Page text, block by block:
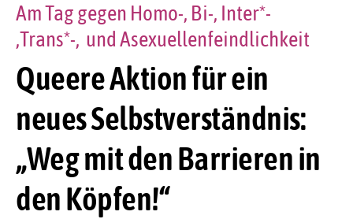
Queere Aktion für ein
neues Selbstverständnis:
„Weg mit den Barrieren in
den Köpfen!“
Am Tag gegen Homo-, Bi-, Inter*-
,Trans*-, und Asexuellenfeindlichkeit